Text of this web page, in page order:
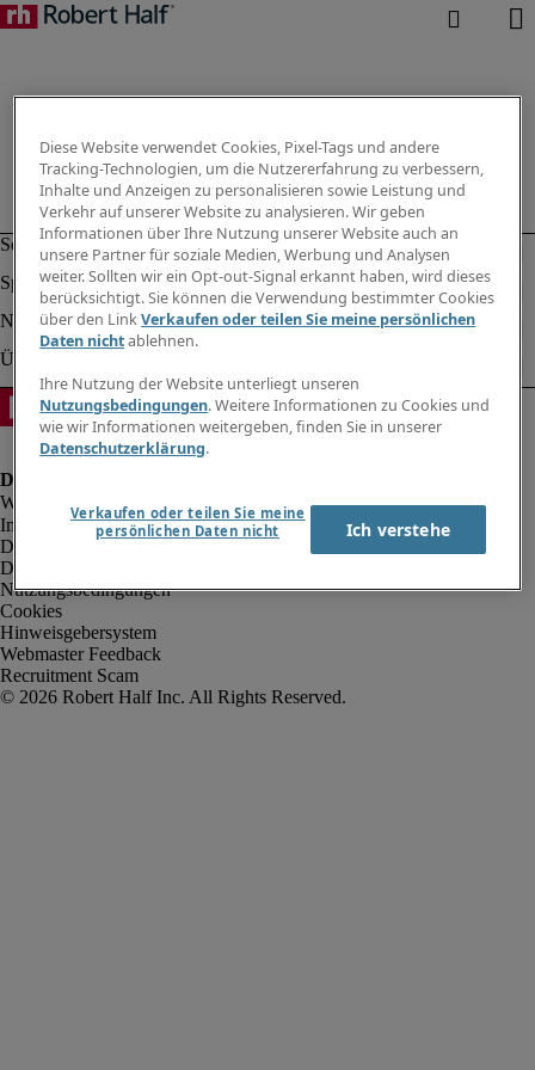
Impressum
Datenschutz
Datenschutz Arbeitnehmer/Zeitarbeitskräfte
Nutzungsbedingungen
Cookies
Hinweisgebersystem
Webmaster Feedback
Recruitment Scam
Diese Website verwendet Cookies, Pixel-Tags und andere
Tracking-Technologien, um die Nutzererfahrung zu verbessern,
Inhalte und Anzeigen zu personalisieren sowie Leistung und
Verkehr auf unserer Website zu analysieren. Wir geben
Informationen über Ihre Nutzung unserer Website auch an
unsere Partner für soziale Medien, Werbung und Analysen
weiter. Sollten wir ein Opt-out-Signal erkannt haben, wird dieses
berücksichtigt. Sie können die Verwendung bestimmter Cookies
über den LinkVerkaufen oder teilen Sie meine persönlichen
Daten nichtablehnen.
Ihre Nutzung der Website unterliegt unseren
Nutzungsbedingungen. Weitere Informationen zu Cookies und
wie wir Informationen weitergeben, finden Sie in unserer
Datenschutzerklärung.
Verkaufen oder teilen Sie meine
persönlichen Daten nicht
Ich verstehe